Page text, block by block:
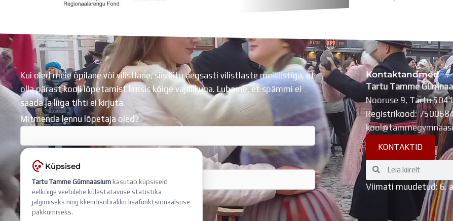
Kui oled meie õpilane või vilistlane, siis liitu aegsasti vilistlaste meililistiga, et
olla pärast kooli lõpetamist kursis kõige vajalikuga. Lubame, et spämmi ei
saada ja liiga tihti ei kirjuta.
Mitmenda lennu lõpetaja oled?
Sisesta e-mail, millega liitud
Kontaktandmed
Tartu Tamme
Nooruse 9, Tartu
Registrikood:
KONTAKTID
SearchSearch
Viimati muudetud: 6.
Küpsised
Tartu Tamme Gümnaasium kasutab küpsiseid
eelkõige veebilehe külastatavuse statistika
jälgimiseks ning kliendisõbraliku lisafunktsionaalsuse
pakkumiseks.